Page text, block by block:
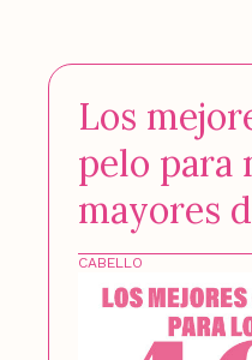
CABELLO
Los
pelo para
mayores